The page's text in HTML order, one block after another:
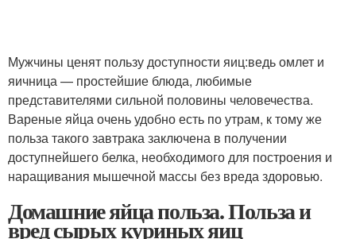
Мужчины ценят пользу доступности яиц:ведь омлет и
яичница — простейшие блюда, любимые
представителями сильной половины человечества.
Вареные яйца очень удобно есть по утрам, к тому же
польза такого завтрака заключена в получении
доступнейшего белка, необходимого для построения и
наращивания мышечной массы без вреда здоровью.
Домашние яйца польза. Польза и
вред сырых куриных яиц